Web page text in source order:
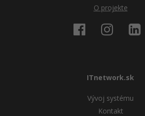
O projekte
ITnetwork.sk
Vývoj systému
Kontakt